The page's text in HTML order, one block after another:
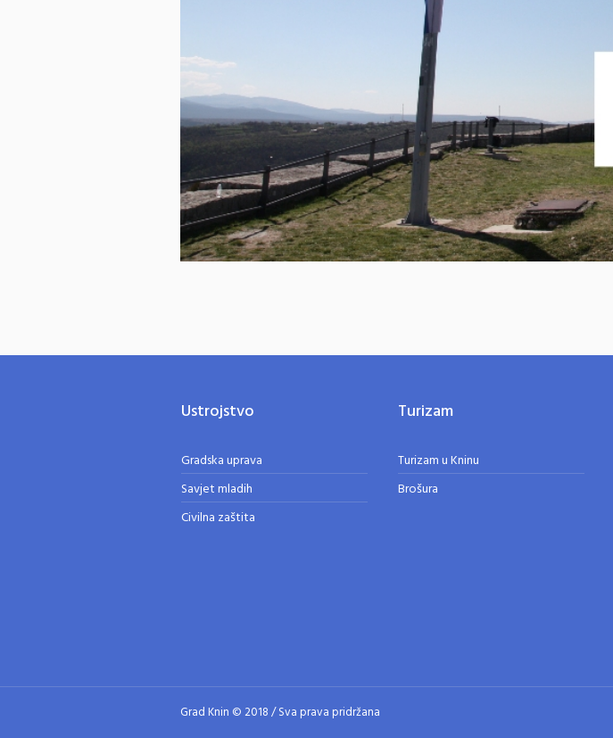
Ustrojstvo
Gradska uprava
Savjet mladih
Civilna zaštita
Turizam
Turizam u Kninu
Brošura
Grad Knin © 2018 / Sva prava pridržana